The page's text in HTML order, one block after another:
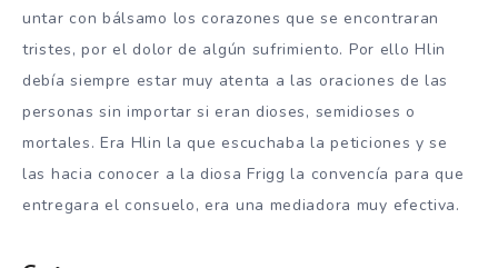
untar con bálsamo los corazones que se encontraran
tristes, por el dolor de algún sufrimiento. Por ello Hlin
debía siempre estar muy atenta a las oraciones de las
personas sin importar si eran dioses, semidioses o
mortales. Era Hlin la que escuchaba la peticiones y se
las hacia conocer a la diosa Frigg la convencía para que
entregara el consuelo, era una mediadora muy efectiva.